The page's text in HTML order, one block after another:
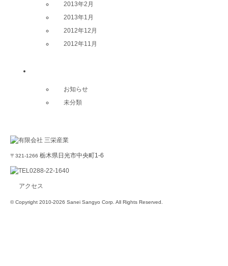
2013年2月
2013年1月
2012年12月
2012年11月
お知らせ
未分類
〒321-1266 栃木県日光市中央町1-6
アクセス
© Copyright 2010-2026 Sanei Sangyo Corp. All Rights Reserved.